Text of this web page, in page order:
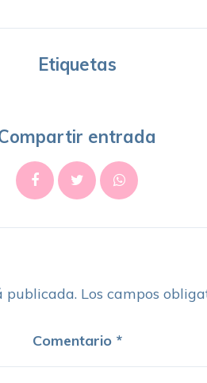
Etiquetas
entrada
publicada. Los campos
Comentario *